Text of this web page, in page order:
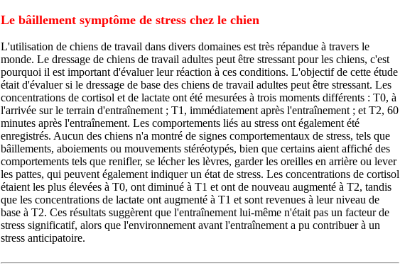
Le bâillement symptôme de stress chez le chien
L'utilisation de chiens de travail dans divers domaines est très répandue à travers le
monde. Le dressage de chiens de travail adultes peut être stressant pour les chiens, c'est
pourquoi il est important d'évaluer leur réaction à ces conditions. L'objectif de cette étude
était d'évaluer si le dressage de base des chiens de travail adultes peut être stressant. Les
concentrations de cortisol et de lactate ont été mesurées à trois moments différents : T0, à
l'arrivée sur le terrain d'entraînement ; T1, immédiatement après l'entraînement ; et T2, 60
minutes après l'entraînement. Les comportements liés au stress ont également été
enregistrés. Aucun des chiens n'a montré de signes comportementaux de stress, tels que
bâillements, aboiements ou mouvements stéréotypés, bien que certains aient affiché des
comportements tels que renifler, se lécher les lèvres, garder les oreilles en arrière ou lever
les pattes, qui peuvent également indiquer un état de stress. Les concentrations de cortisol
étaient les plus élevées à T0, ont diminué à T1 et ont de nouveau augmenté à T2, tandis
que les concentrations de lactate ont augmenté à T1 et sont revenues à leur niveau de
base à T2. Ces résultats suggèrent que l'entraînement lui-même n'était pas un facteur de
stress significatif, alors que l'environnement avant l'entraînement a pu contribuer à un
stress anticipatoire.